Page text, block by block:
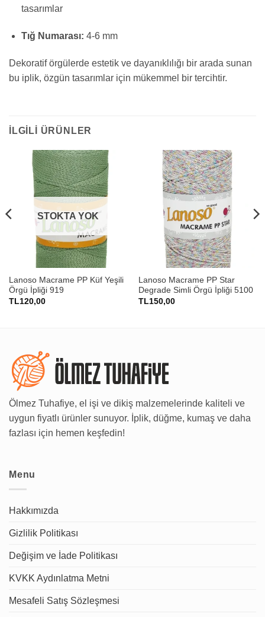
tasarımlar
Tığ Numarası: 4-6 mm
Dekoratif örgülerde estetik ve dayanıklılığı bir arada sunan
bu iplik, özgün tasarımlar için mükemmel bir tercihtir.
İLGILI ÜRÜNLER
STOKTA YOK
Lanoso Macrame PP Küf Yeşili
Örgü İpliği 919
TL120,00
Lanoso Macrame PP Star
Degrade Simli Örgü İpliği 5100
TL150,00
Ölmez Tuhafiye, el işi ve dikiş malzemelerinde kaliteli ve
uygun fiyatlı ürünler sunuyor. İplik, düğme, kumaş ve daha
fazlası için hemen keşfedin!
Menu
Hakkımızda
Gizlilik Politikası
Değişim ve İade Politikası
KVKK Aydınlatma Metni
Mesafeli Satış Sözleşmesi